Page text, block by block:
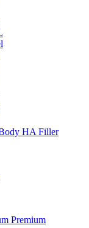
HA Filler
Premium